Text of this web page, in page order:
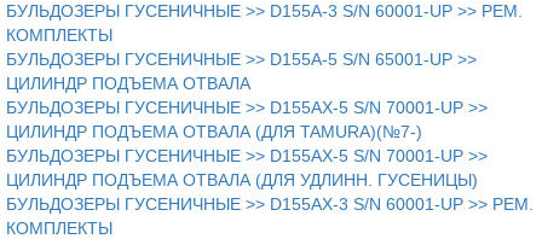
БУЛЬДОЗЕРЫ ГУСЕНИЧНЫЕ >> D155A-3 S/N 60001-UP >> РЕМ.
КОМПЛЕКТЫ
БУЛЬДОЗЕРЫ ГУСЕНИЧНЫЕ >> D155A-5 S/N 65001-UP >>
ЦИЛИНДР ПОДЪЕМА ОТВАЛА
БУЛЬДОЗЕРЫ ГУСЕНИЧНЫЕ >> D155AX-5 S/N 70001-UP >>
ЦИЛИНДР ПОДЪЕМА ОТВАЛА (ДЛЯ TAMURA)(№7-)
БУЛЬДОЗЕРЫ ГУСЕНИЧНЫЕ >> D155AX-5 S/N 70001-UP >>
ЦИЛИНДР ПОДЪЕМА ОТВАЛА (ДЛЯ УДЛИНН. ГУСЕНИЦЫ)
БУЛЬДОЗЕРЫ ГУСЕНИЧНЫЕ >> D155AX-3 S/N 60001-UP >> РЕМ.
КОМПЛЕКТЫ